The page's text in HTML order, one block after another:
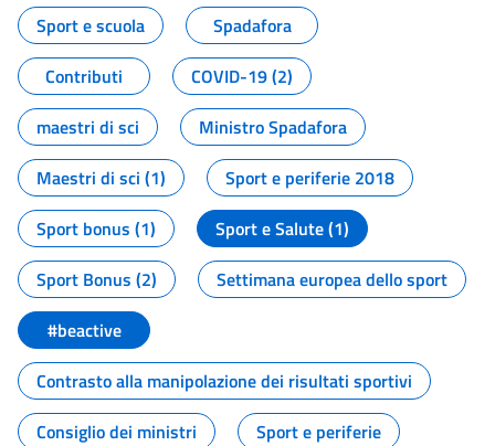
Sport e scuola
Spadafora
Contributi
COVID-19 (2)
maestri di sci
Ministro Spadafora
Maestri di sci (1)
Sport e periferie 2018
Sport bonus (1)
Sport e Salute (1)
Sport Bonus (2)
Settimana europea dello sport
#beactive
Contrasto alla manipolazione dei risultati sportivi
Consiglio dei ministri
Sport e periferie